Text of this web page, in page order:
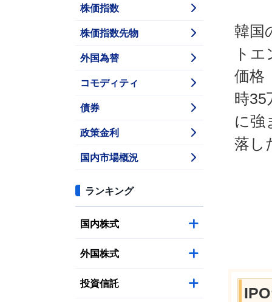
株価指数
株価指数先物
外国為替
コモディティ
債券
政策金利
国内市場概況
ランキング
国内株式
外国株式
投資信託
韓国
ト
価格
時35
に強
落し